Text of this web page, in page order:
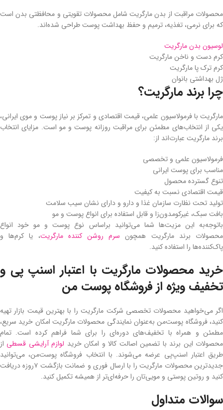
محصولات مراقبت از بدن مارگریت شامل محصولات تقویتی و محافظتی بدن است
که برای نرمی، تغذیه، ترمیم و حفظ بهداشت پوست طراحی شده‌اند.
لوسیون بدن مارگریت
کرم دست و ناخن مارگریت
کرم ترک پا مارگریت
ژل بهداشتی بانوان
چرا برند مارگریت؟
مارگریت با فرمولاسیون علمی، قیمت اقتصادی و تمرکز بر نیاز پوست و موی ایرانی،
یکی از انتخاب‌های مطمئن برای مراقبت روزانه پوست و مو است. مزایای انتخاب
برند مارگریت عبارت‌اند از:
فرمولاسیون علمی و تخصصی
مناسب برای پوست ایرانی
تنوع گسترده محصول
قیمت اقتصادی نسبت به کیفیت
تولید تحت نظارت سازمان غذا و دارو و دارای نشان سیب سلامت
بافت سبک، غیرکومدون‌زا و قابل استفاده برای انواع پوست و مو
با‌توجه‌به این مزیت‌ها شما می‌توانید براساس نوع پوست و مو خود انواع
محصولات برند مارگریت همچون سرم روشن کننده مارگریت، یا کرم‌ها و
پاک‌کننده‌ها را استفاده کنید.
خرید محصولات مارگریت با اعتبار اسنپ پی و
تخفیف ویژه از فروشگاه پوست من
اگر می‌خواهید محصولات تخصصی شرکت مارگریت را با بهترین قیمت بازار تهیه
کنید، فروشگاه پوست‌من به‌عنوان نمایندگی محصولات مارگریت امکان خرید سریع،
مطمئن و همراه با تخفیف‌های دوره‌ای را برای شما فراهم کرده است. تمام
محصولات این برند با تضمین اصالت کالا و امکان خرید لوازم آرایشی قسطی از
طریق اعتبار اسنپ‌پی عرضه می‌شوند. با انتخاب فروشگاه پوست‌من، می‌توانید
جدیدترین محصولات مارگریت را با ارسال فوری و ضمانت بازگشت ۷روزه دریافت
کنید و روتین پوستی و مویی‌تان را حرفه‌ای‌تر از همیشه تکمیل کنید.
سوالات متداول